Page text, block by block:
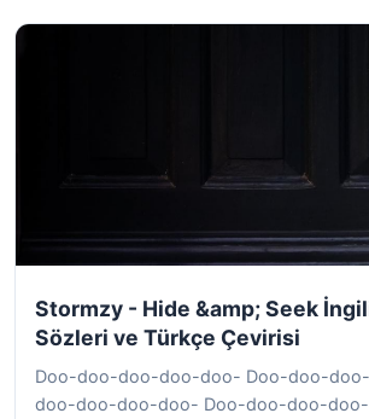
Stormzy - Hide &amp; Seek
Sözleri ve Türkçe Çevirisi
Doo-doo-doo-doo-doo- Doo-doo-
doo-doo-doo-doo- Doo-doo-doo-